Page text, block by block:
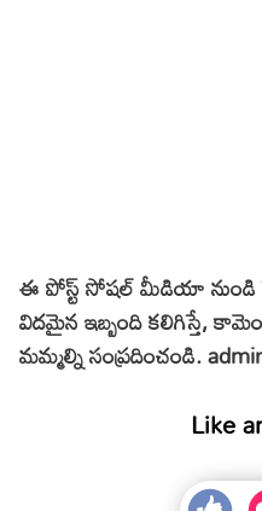
ఈ పోస్ట్ సోషల్ మీడియా నుండి
విదమైన ఇబ్బందికలిగిస్తే,
మమ్మల్ని సంప్రదించండి.
Like